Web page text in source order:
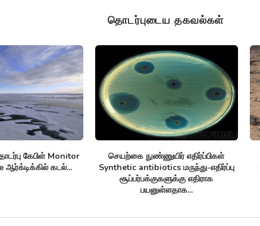
தொடர்புடைய தகவல்கள்
கேபிள் Monitor
ஆர்க்டிக்கில் கடல்...
செயற்கை நுண்ணுயிர் எதிர்ப்பிகள்
Synthetic antibiotics மருந்து-எதிர்ப்பு
சூப்பர்பக்குகளுக்கு எதிராக
பயனுள்ளதாக...